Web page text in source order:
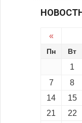
«
Пн Вт
1
7
8
14
15
21
22